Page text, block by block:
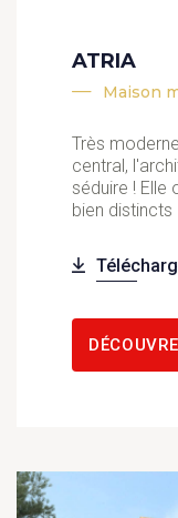
ATRIA
Maison
Très
central,
séduire ! Elle
bien distincts